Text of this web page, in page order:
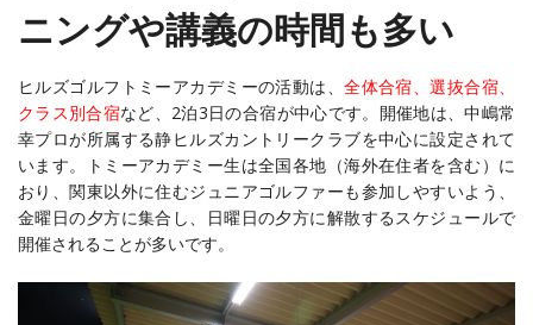
ニングや講義の時間も多い
ヒルズゴルフトミーアカデミーの活動は、全体合宿、選抜合宿、
クラス別合宿など、2泊3日の合宿が中心です。開催地は、中嶋常
幸プロが所属する静ヒルズカントリークラブを中心に設定されて
います。トミーアカデミー生は全国各地（海外在住者を含む）に
おり、関東以外に住むジュニアゴルファーも参加しやすいよう、
金曜日の夕方に集合し、日曜日の夕方に解散するスケジュールで
開催されることが多いです。